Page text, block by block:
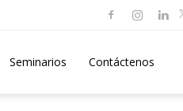
Seminarios Contáctenos